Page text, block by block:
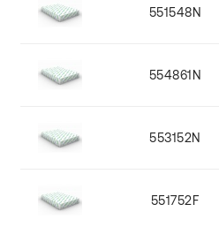
551548N
554861N
553152N
551752F